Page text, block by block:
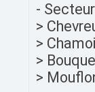
-
>
>
>
>